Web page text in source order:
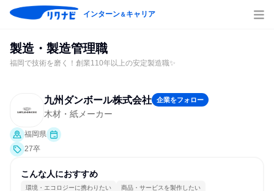
インターン＆キャリア
製造・製造管理職
福岡で技術を磨く！創業110年以上の安定製造職✨
九州ダンボール株式会社 企業をフォロー
木材・紙メーカー
福岡県
27卒
こんな人におすすめ
環境・エコロジーに携わりたい 商品・サービスを製作したい